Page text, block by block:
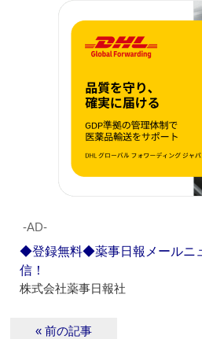
‐AD‐
◆登録無料◆薬事日報メールニ
信！
株式会社薬事日報社
« 前の記事